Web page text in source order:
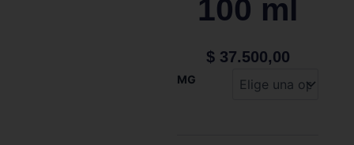
100 ml
$37.500,00
MG
ICE